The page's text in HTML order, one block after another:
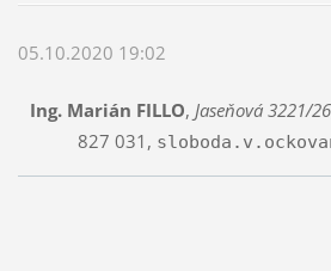
05.10.2020 19:02
Ing. Marián FILLO, Jaseňová 3221/26
827 031,